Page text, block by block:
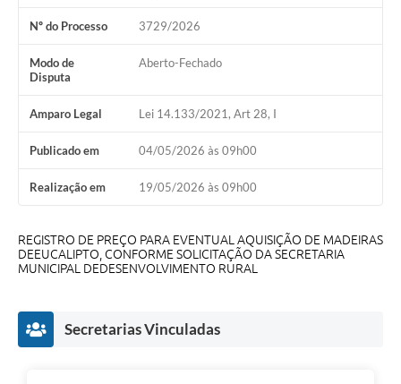
Galeria de Vídeos
Gabinetes e Secretarias
Contas Públicas
Editais
Telefones Úteis
Agenda
Contato
Nº do Processo 3729/2026
Modo de
Disputa
Aberto-Fechado
Amparo Legal Lei 14.133/2021, Art 28, I
Publicado em 04/05/2026 às 09h00
Realização em 19/05/2026 às 09h00
REGISTRO DE PREÇO PARA EVENTUAL AQUISIÇÃO DE MADEIRAS
DEEUCALIPTO, CONFORME SOLICITAÇÃO DA SECRETARIA
MUNICIPAL DEDESENVOLVIMENTO RURAL
Secretarias Vinculadas